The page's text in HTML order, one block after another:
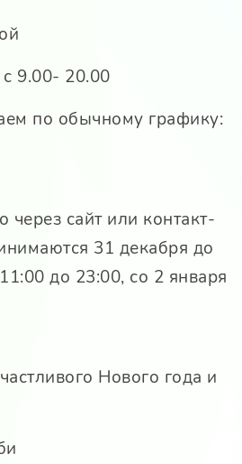
9.00- 20.00
по обычному графику:
через сайт или контакт-
31 декабря до
до 23:00, со 2 января
Нового года и